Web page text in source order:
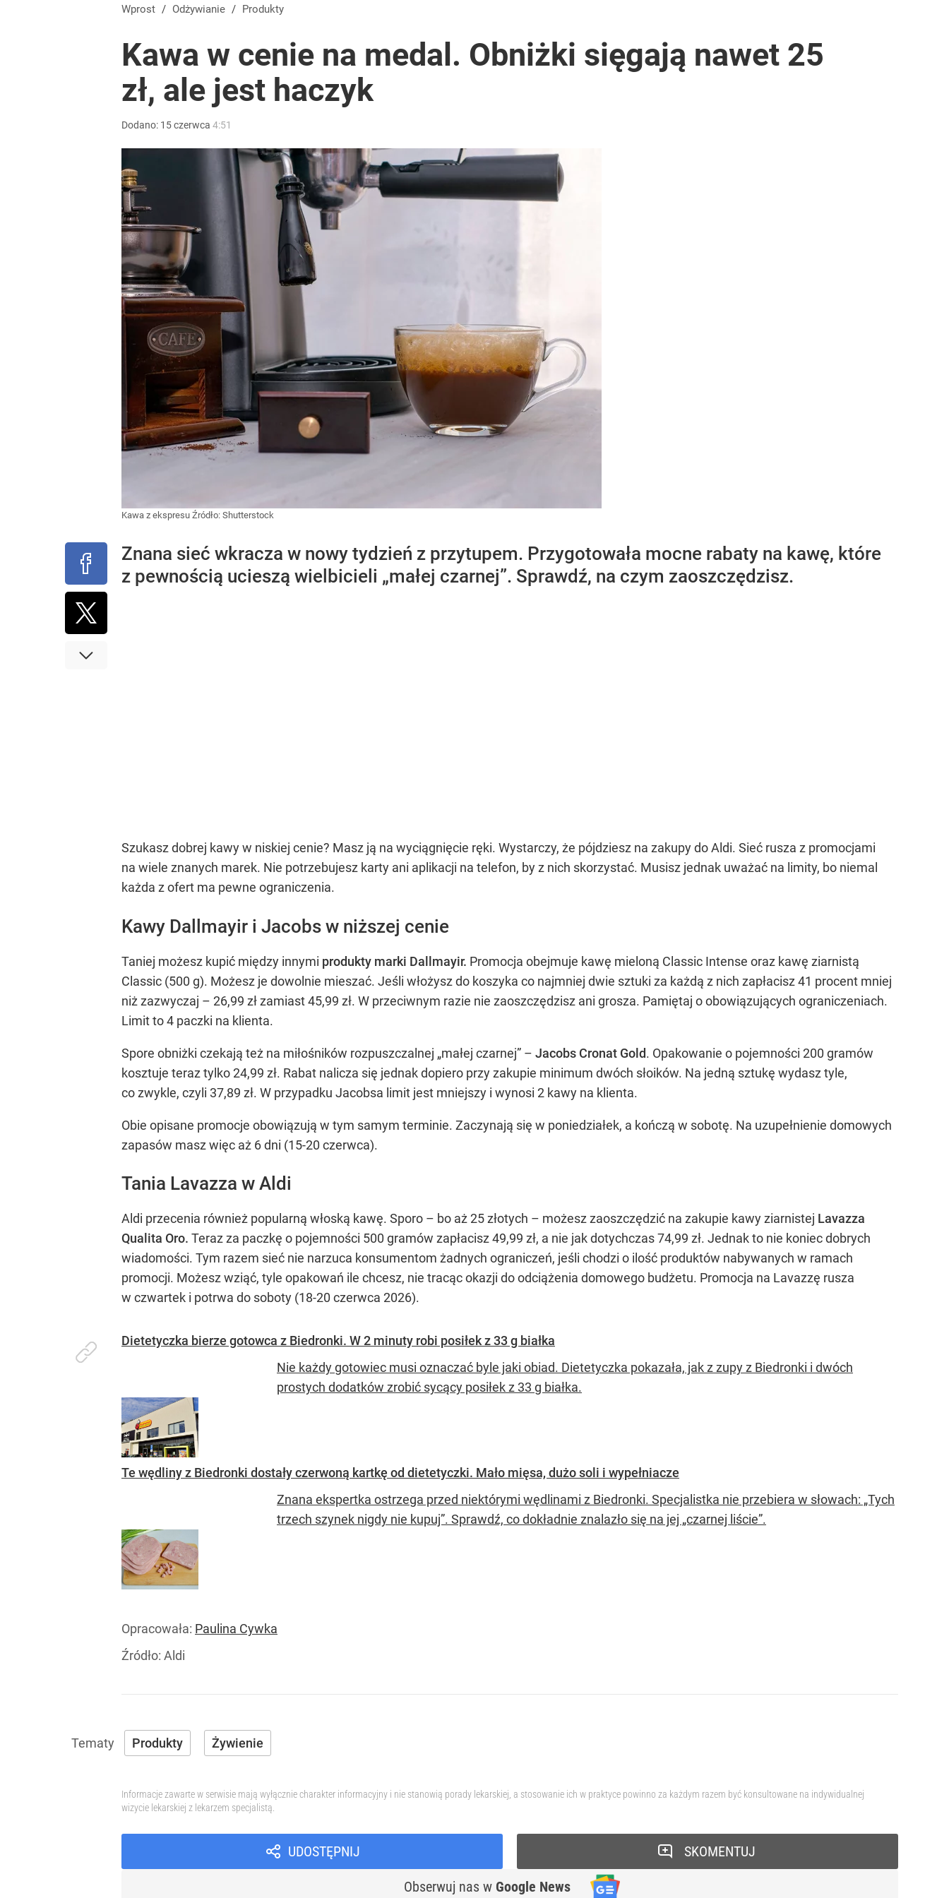
Wprost / Odżywianie / Produkty
Kawa w cenie na medal. Obniżki sięgają nawet 25
zł, ale jest haczyk
Dodano: 15czerwca 4:51
Kawa z ekspresu Źródło: Shutterstock
Znana sieć wkracza w nowy tydzień z przytupem. Przygotowała mocne rabaty na kawę, które
z pewnością ucieszą wielbicieli „małej czarnej”. Sprawdź, na czym zaoszczędzisz.
Szukasz dobrej kawy w niskiej cenie? Masz ją na wyciągnięcie ręki. Wystarczy, że pójdziesz na zakupy do Aldi. Sieć rusza z promocjami
na wiele znanych marek. Nie potrzebujesz karty ani aplikacji na telefon, by z nich skorzystać. Musisz jednak uważać na limity, bo niemal
każda z ofert ma pewne ograniczenia.
Kawy Dallmayir i Jacobs w niższej cenie
Taniej możesz kupić między innymi produkty marki Dallmayir. Promocja obejmuje kawę mieloną Classic Intense oraz kawę ziarnistą
Classic (500 g). Możesz je dowolnie mieszać. Jeśli włożysz do koszyka co najmniej dwie sztuki za każdą z nich zapłacisz 41 procent mniej
niż zazwyczaj – 26,99 zł zamiast 45,99 zł. W przeciwnym razie nie zaoszczędzisz ani grosza. Pamiętaj o obowiązujących ograniczeniach.
Limit to 4 paczki na klienta.
Spore obniżki czekają też na miłośników rozpuszczalnej „małej czarnej” – Jacobs Cronat Gold. Opakowanie o pojemności 200 gramów
kosztuje teraz tylko 24,99 zł. Rabat nalicza się jednak dopiero przy zakupie minimum dwóch słoików. Na jedną sztukę wydasz tyle,
co zwykle, czyli 37,89 zł. W przypadku Jacobsa limit jest mniejszy i wynosi 2 kawy na klienta.
Obie opisane promocje obowiązują w tym samym terminie. Zaczynają się w poniedziałek, a kończą w sobotę. Na uzupełnienie domowych
zapasów masz więc aż 6 dni (15-20 czerwca).
Tania Lavazza w Aldi
Aldi przecenia również popularną włoską kawę. Sporo – bo aż 25 złotych – możesz zaoszczędzić na zakupie kawy ziarnistej Lavazza
Qualita Oro. Teraz za paczkę o pojemności 500 gramów zapłacisz 49,99 zł, a nie jak dotychczas 74,99 zł. Jednak to nie koniec dobrych
wiadomości. Tym razem sieć nie narzuca konsumentom żadnych ograniczeń, jeśli chodzi o ilość produktów nabywanych w ramach
promocji. Możesz wziąć, tyle opakowań ile chcesz, nie tracąc okazji do odciążenia domowego budżetu. Promocja na Lavazzę rusza
w czwartek i potrwa do soboty (18-20 czerwca 2026).
Dietetyczka bierze gotowca z Biedronki. W 2 minuty robi posiłek z 33 g białka
Nie każdy gotowiec musi oznaczać byle jaki obiad. Dietetyczka pokazała, jak z zupy z Biedronki i dwóch
prostych dodatków zrobić sycący posiłek z 33 g białka.
Te wędliny z Biedronki dostały czerwoną kartkę od dietetyczki. Mało mięsa, dużo soli i wypełniacze
Znana ekspertka ostrzega przed niektórymi wędlinami z Biedronki. Specjalistka nie przebiera w słowach: „Tych
trzech szynek nigdy nie kupuj”. Sprawdź, co dokładnie znalazło się na jej „czarnej liście”.
Opracowała: Paulina Cywka
Źródło: Aldi
Produkty Żywienie
Informacje zawarte w serwisie mają wyłącznie charakter informacyjny i nie stanowią porady lekarskiej, a stosowanie ich w praktyce powinno za każdym razem być konsultowane na indywidualnej
wizycie lekarskiej z lekarzem specjalistą.
UDOSTĘPNIJ
Obserwuj nas w Google News
SKOMENTUJ